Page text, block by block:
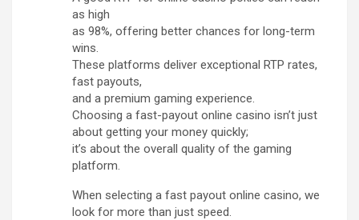
as high
as 98%, offering better chances for long-term
wins.
These platforms deliver exceptional RTP rates,
fast payouts,
and a premium gaming experience.
Choosing a fast-payout online casino isn’t just
about getting your money quickly;
it’s about the overall quality of the gaming
platform.
When selecting a fast payout online casino, we
look for more than just speed.